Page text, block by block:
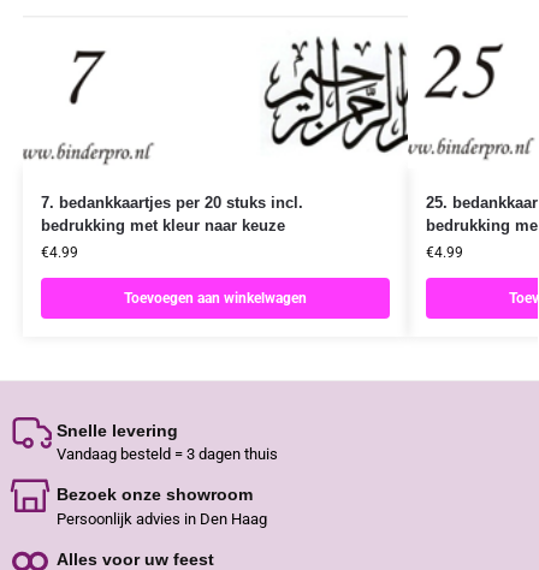
7. bedankkaartjes per 20 stuks incl.
bedrukking met kleur naar keuze
€4.99
Toevoegen aan winkelwagen
25.
bedrukking
€4.99
Snelle levering
Vandaag besteld = 3 dagen thuis
Bezoek onze showroom
Persoonlijk advies in Den Haag
Alles voor uw feest